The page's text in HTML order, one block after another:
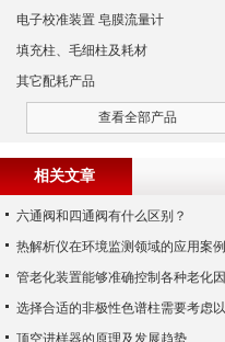
电子校准装置 皂膜流量计
填充柱、毛细柱及耗材
其它配耗产品
查看全部产品
相关文章
六通阀和四通阀有什么区别？
热解析仪在环境监测领域的应用案例
顶空进样器的原理及发展趋势